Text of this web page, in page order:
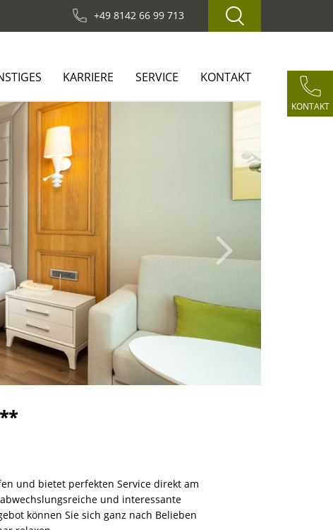
+49 8142 66 99 713
KONTAKT
KARRIERE SERVICE KONTAKT
Next
und bietet perfekten Service direkt am
und interessante
können Sie sich ganz nach Belieben